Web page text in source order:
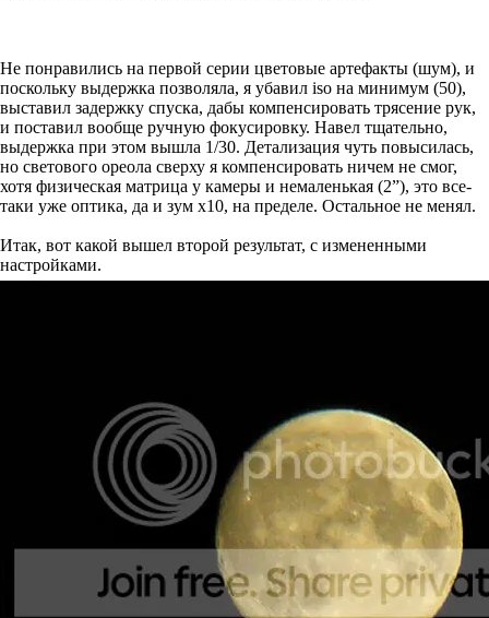
Не понравились на первой серии цветовые артефакты (шум), и
поскольку выдержка позволяла, я убавил iso на минимум (50),
выставил задержку спуска, дабы компенсировать трясение рук,
и поставил вообще ручную фокусировку. Навел тщательно,
выдержка при этом вышла 1/30. Детализация чуть повысилась,
но светового ореола сверху я компенсировать ничем не смог,
хотя физическая матрица у камеры и немаленькая (2”), это все-
таки уже оптика, да и зум x10, на пределе. Остальное не менял.
Итак, вот какой вышел второй результат, с измененными
настройками.